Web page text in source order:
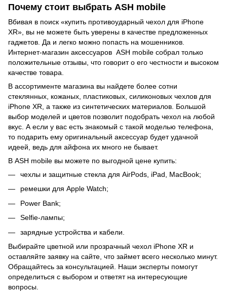
Почему стоит выбрать ASH mobile
Вбивая в поиск «купить противоударный чехол для iPhone
XR», вы не можете быть уверены в качестве предложенных
гаджетов. Да и легко можно попасть на мошенников.
Интернет-магазин аксессуаров ASH mobile собрал только
положительные отзывы, что говорит о его честности и высоком
качестве товара.
В ассортименте магазина вы найдете более сотни
стеклянных, кожаных, пластиковых, силиконовых чехлов для
iPhone XR, а также из синтетических материалов. Большой
выбор моделей и цветов позволит подобрать чехол на любой
вкус. А если у вас есть знакомый с такой моделью телефона,
то подарить ему оригинальный аксессуар будет удачной
идеей, ведь для айфона их много не бывает.
В ASH mobile вы можете по выгодной цене купить:
чехлы и защитные стекла для AirPods, iPad, MacBook;
ремешки для Apple Watch;
Power Bank;
Selfie-лампы;
зарядные устройства и кабели.
Выбирайте цветной или прозрачный чехол iPhone XR и
оставляйте заявку на сайте, что займет всего несколько минут.
Обращайтесь за консультацией. Наши эксперты помогут
определиться с выбором и ответят на интересующие
вопросы.